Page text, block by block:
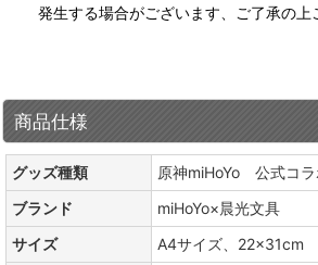
発生する場合がございます、ご了承の上
商品仕様
グッズ種類
原神miHoYo 公式コ
ブランド
miHoYo×晨光文具
サイズ
A4サイズ、22×31cm